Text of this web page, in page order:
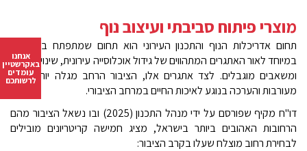
מוצרי פיתוח סביבתי ועיצוב נוף
תחום אדריכלות הנוף והתכנון העירוני הוא תחום שמתפתח במהירות,
במיוחד לאור האתגרים המתהווים של גידול אוכלוסייה עירונית, שינויי אקלים
ומשאבים מוגבלים. לצד אתגרים אלו, הציבור הרחב מגלה יותר עניין,
מעורבות והערכה בנוגע לאיכות החיים במרחב הציבורי.
דו"ח מקיף שפורסם על ידי מנהל התכנון (2025) ובו נשאל הציבור מהם
הרחובות האהובים ביותר בישראל, מציג חמישה קריטריונים מובילים
לבחירת רחוב מוצלח שעלו בקרב הציבור:
אנחנו
באקרשטיין
עומדים
לרשותכם